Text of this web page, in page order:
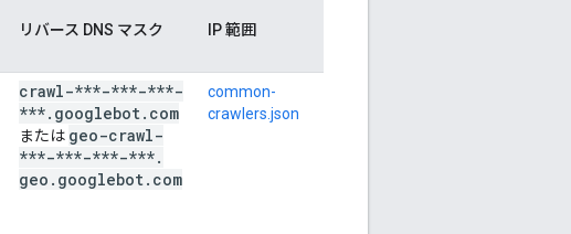
リバース DNS マスク IP 範囲
crawl-***-***-***-
***. googlebot. com
または geo-crawl-
***-***-***-***.
geo . googlebot. com
common-
crawlers.json